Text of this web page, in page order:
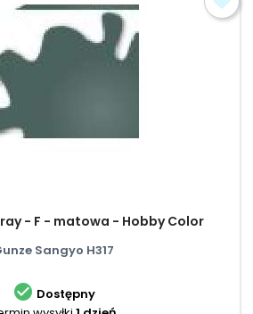
- F - matowa - Hobby Color
Sangyo H317
 Dostępny